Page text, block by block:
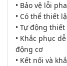
• Bảo vệ lỗi
• Có thể thiết
• Tự động
• Khắc phục
động cơ
• Kết nối và